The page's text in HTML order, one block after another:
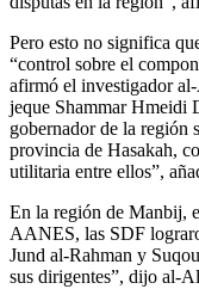
Pero esto no significa
“control sobre el
afirmó el investigador
jeque Shammar Hmeidi
gobernador de la región
provincia de Hasakah,
utilitaria entre ellos”,
En la región de Manbij,
AANES, las SDF
Jund al-Rahman y
sus dirigentes”, dijo al-